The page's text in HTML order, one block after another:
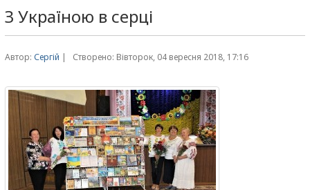
З Україною в серці
Автор: Сергій | Створено: Вівторок, 04 вересня 2018, 17:16